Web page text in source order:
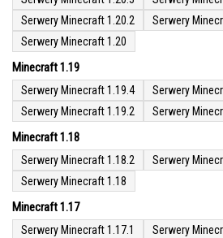
Serwery Minecraft 1.20.2
Serwery
Serwery Minecraft 1.20
Minecraft 1.19
Serwery Minecraft 1.19.4
Serwery
Serwery Minecraft 1.19.2
Serwery
Minecraft 1.18
Serwery Minecraft 1.18.2
Serwery
Serwery Minecraft 1.18
Minecraft 1.17
Serwery Minecraft 1.17.1 Serwery